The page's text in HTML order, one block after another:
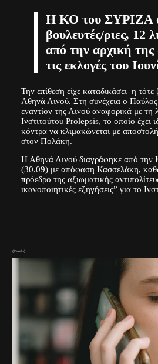
Η ΚΟ του ΣΥΡΙΖΑ
βουλευτές/ριες, 12
από την αρχική της
τις εκλογές του
Την επίθεση είχε καταδικάσει η
Αθηνά Λινού. Στη συνέχεια ο
εναντίον της Λινού αναφορικά με τη
Ινστιτούτου Prolepsis, το οποίο έχει
κόντρα να κλιμακώνεται με
στον Πολάκη.
Η Αθηνά Λινού διαγράφηκε από την
(30.09) με απόφαση Κασσελάκη,
πρόεδρο της αξιωματικής
ικανοποιητικές εξηγήσεις” για το
(Pexels)